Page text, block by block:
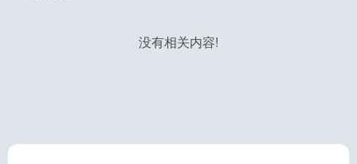
没有相关内容!